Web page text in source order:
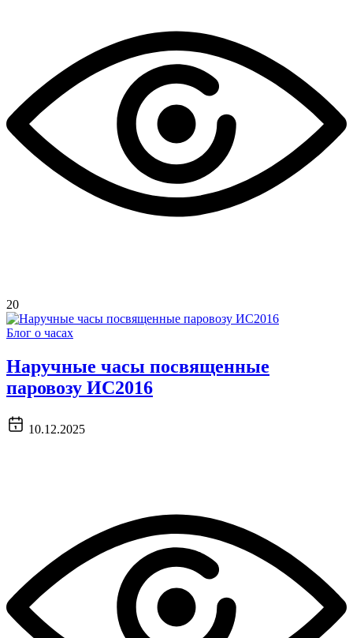
20
Блог о часах
Наручные часы посвященные
паровозу ИС2016
10.12.2025